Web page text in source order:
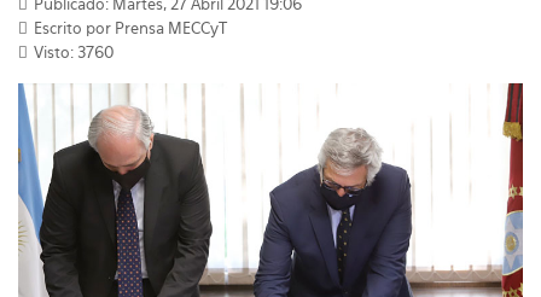
Publicado: Martes, 27 Abril 2021 19:06
Escrito por Prensa MECCyT
Visto: 3760